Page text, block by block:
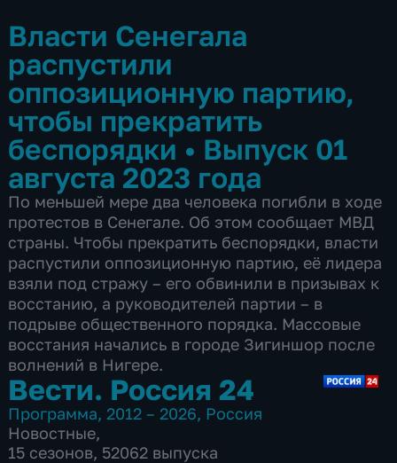
Власти Сенегала
распустили
оппозиционную партию,
чтобы прекратить
беспорядки • Выпуск 01
августа 2023 года
По меньшей мере два человека погибли в ходе
протестов в Сенегале. Об этом сообщает МВД
страны. Чтобы прекратить беспорядки, власти
распустили оппозиционную партию, её лидера
взяли под стражу – его обвинили в призывах к
восстанию, а руководителей партии – в
подрыве общественного порядка. Массовые
восстания начались в городе Зигиншор после
волнений в Нигере.
Вести. Россия 24
Программа, 2012 – 2026, Россия
Новостные,
15 сезонов, 52062 выпуска